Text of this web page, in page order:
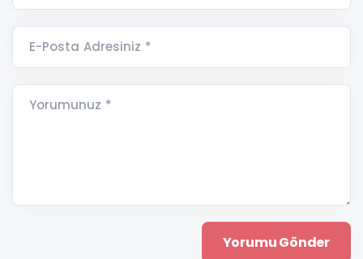
E-Posta Adresiniz *
Yorumunuz *